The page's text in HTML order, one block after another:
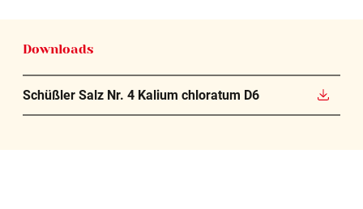
Downloads
Schüßler Salz Nr. 4 Kalium chloratum D6